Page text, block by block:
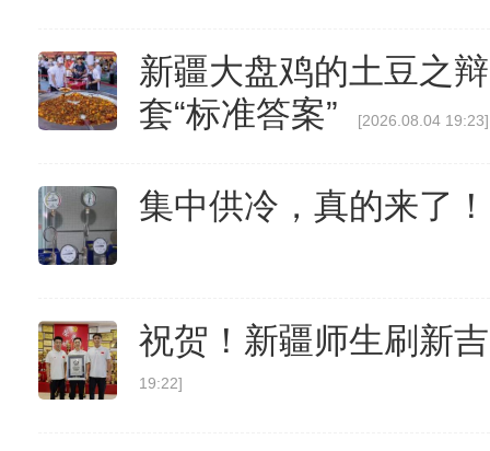
新疆大盘鸡的土豆之
套“标准答案”
[2026.08.04 19:23]
集中供冷，真的来了！
祝贺！新疆师生刷新
19:22]